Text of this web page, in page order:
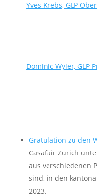
Yves Krebs, GLP
Dominic Wyler, GLP
Gratulation zu den
Casafair Zürich
aus verschiedenen
sind, in den
2023.